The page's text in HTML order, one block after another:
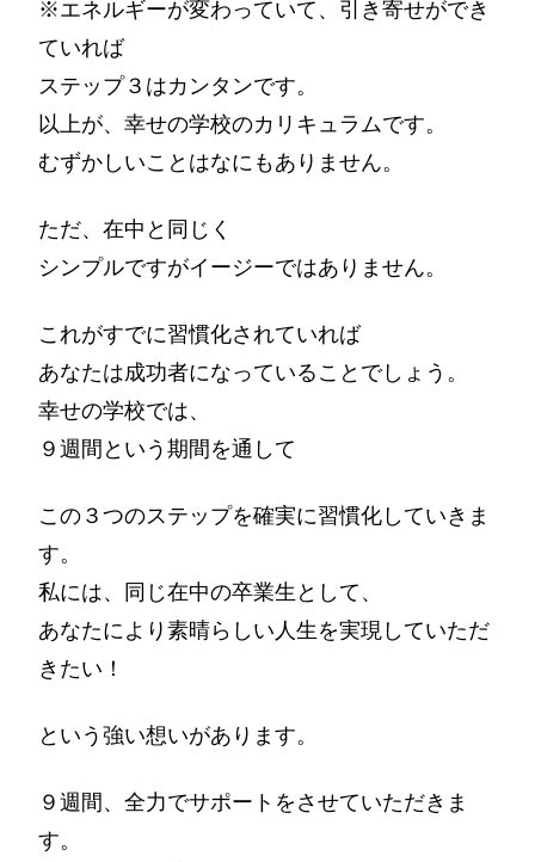
※エネルギーが変わっていて、引き寄せができ
ていれば
ステップ３はカンタンです。
以上が、幸せの学校のカリキュラムです。
むずかしいことはなにもありません。
ただ、在中と同じく
シンプルですがイージーではありません。
これがすでに習慣化されていれば
あなたは成功者になっていることでしょう。
幸せの学校では、
９週間という期間を通して
この３つのステップを確実に習慣化していきま
す。
私には、同じ在中の卒業生として、
あなたにより素晴らしい人生を実現していただ
きたい！
という強い想いがあります。
９週間、全力でサポートをさせていただきま
す。